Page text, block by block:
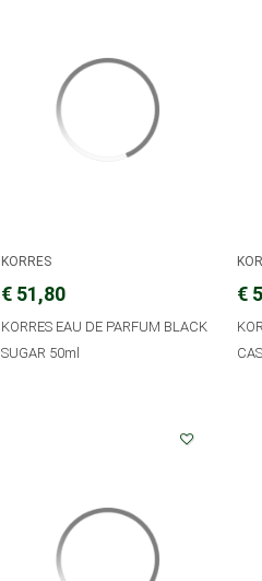
KORRES
€ 51,80
KORRES EAU DE PARFUM BLACK
SUGAR 50ml
€